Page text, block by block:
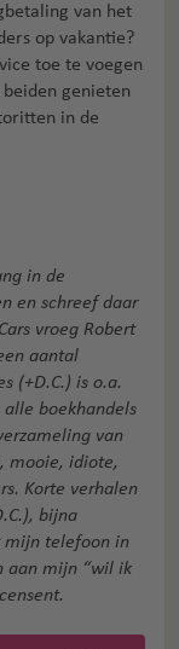
van het
op vakantie?
toe te voegen
genieten
in de
in de
en schreef daar
vroeg Robert
aantal
(+D.C.) is o.a.
boekhandels
van
mooie, idiote,
Korte verhalen
bijna
mijn telefoon in
aan mijn “wil ik